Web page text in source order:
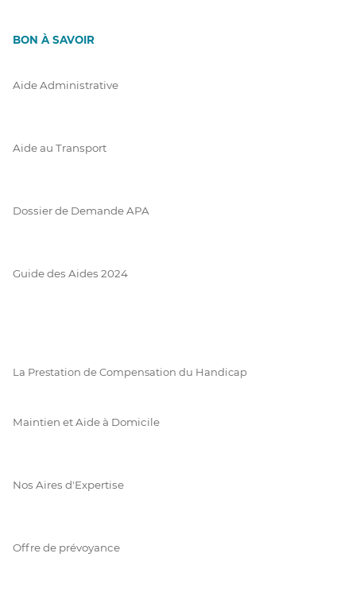
BON À SAVOIR
Aide Administrative
Aide au Transport
Dossier de Demande APA
Guide des Aides 2024
La Prestation de Compensation du Handicap
Maintien et Aide à Domicile
Nos Aires d'Expertise
Offre de prévoyance